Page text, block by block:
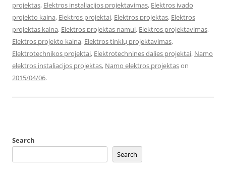
projektas, Elektros instaliacijos projektavimas, Elektros ivado
projekto kaina, Elektros projektai, Elektros projektas, Elektros
projektas kaina, Elektros projektas namui, Elektros projektavimas,
Elektros projekto kaina, Elektros tinklų projektavimas,
Elektrotechnikos projektai, Elektrotechnines dalies projektai, Namo
elektros instaliacijos projektas, Namo elektros projektason
2015/04/06.
Search
Search